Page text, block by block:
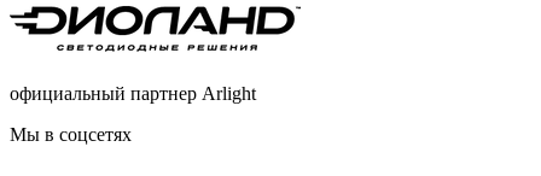
официальный партнер Arlight
Мы в соцсетях